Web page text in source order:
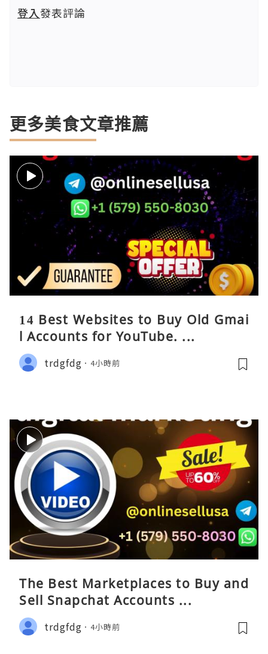
登入發表評論
更多美食文章推薦
14 Best Websites to Buy Old Gmai
l Accounts for YouTube. ...
trdgfdg 4小時前
The Best Marketplaces to Buy and
Sell Snapchat Accounts ...
trdgfdg 4小時前